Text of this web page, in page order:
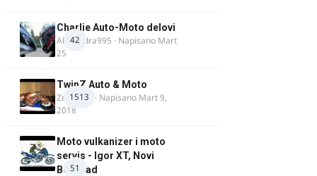
42
Charlie Auto-Moto delovi
Alexandra995 · Napisano Mart
25
1513
TwinZ Auto & Moto
Zeljkamp · Napisano Mart 9,
2018
51
Moto vulkanizer i moto
servis - Igor XT, Novi
Beograd